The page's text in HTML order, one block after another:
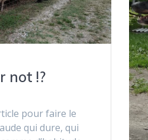
not !?
pour faire le
qui dure, qui